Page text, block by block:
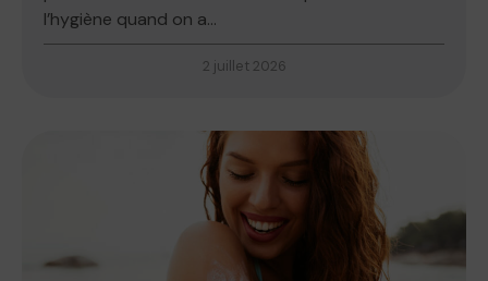
l’hygiène quand on a...
2 juillet 2026